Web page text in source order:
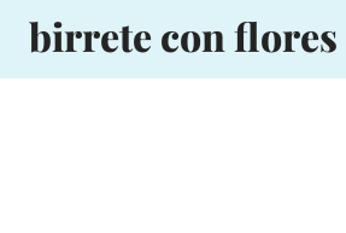
birrete con flores